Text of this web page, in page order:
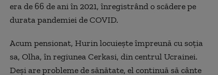
era de 66 de ani în 2021, înregistrând o scădere pe
durata pandemiei de COVID.
Acum pensionat, Hurin locuiește împreună cu soția
sa, Olha, în regiunea Cerkasi, din centrul Ucrainei.
Deși are probleme de sănătate, el continuă să cânte